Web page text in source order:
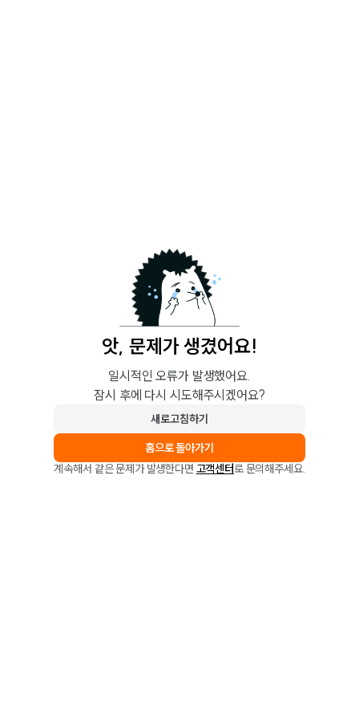
앗, 문제가 생겼어요!
일시적인 오류가 발생했어요.
잠시 후에 다시 시도해주시겠어요?
새로고침하기
홈으로 돌아가기
계속해서 같은 문제가 발생한다면 고객센터로 문의해주세요.